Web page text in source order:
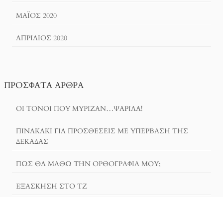
ΜΆΙΟΣ 2020
ΑΠΡΊΛΙΟΣ 2020
ΠΡΌΣΦΑΤΑ ΆΡΘΡΑ
ΟΙ ΤΌΝΟΙ ΠΟΥ ΜΎΡΙΖΑΝ…ΨΑΡΊΛΑ!
ΠΙΝΑΚΆΚΙ ΓΙΑ ΠΡΟΣΘΈΣΕΙΣ ΜΕ ΥΠΈΡΒΑΣΗ ΤΗΣ
ΔΕΚΆΔΑΣ
ΠΏΣ ΘΑ ΜΆΘΩ ΤΗΝ ΟΡΘΟΓΡΑΦΊΑ ΜΟΥ;
ΕΞΆΣΚΗΣΗ ΣΤΟ ΤΖ